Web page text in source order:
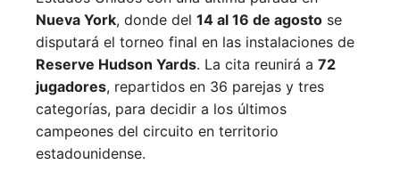
Nueva York, donde del 14 al 16 de agosto se
disputará el torneo final en las instalaciones de
Reserve Hudson Yards. La cita reunirá a 72
jugadores, repartidos en 36 parejas y tres
categorías, para decidir a los últimos
campeones del circuito en territorio
estadounidense.